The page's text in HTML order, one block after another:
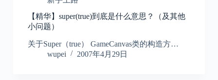
【精华】super(true)到底是什么意思？（及其他
小问题）
关于Super（true） GameCanvas类的构造方…
wupei
2007年4月29日